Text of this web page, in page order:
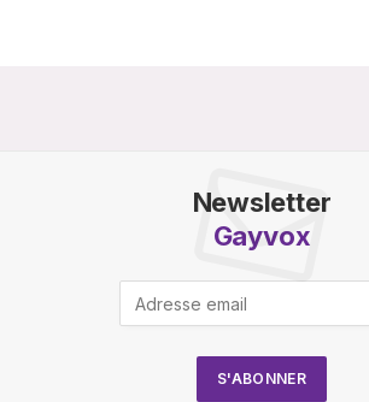
Newsletter
Gayvox